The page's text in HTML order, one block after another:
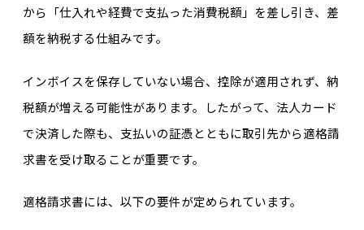
から「仕入れや経費で支払った消費税額」を差し引き、差
額を納税する仕組みです。
インボイスを保存していない場合、控除が適用されず、納
税額が増える可能性があります。したがって、法人カード
で決済した際も、支払いの証憑とともに取引先から適格請
求書を受け取ることが重要です。
適格請求書には、以下の要件が定められています。